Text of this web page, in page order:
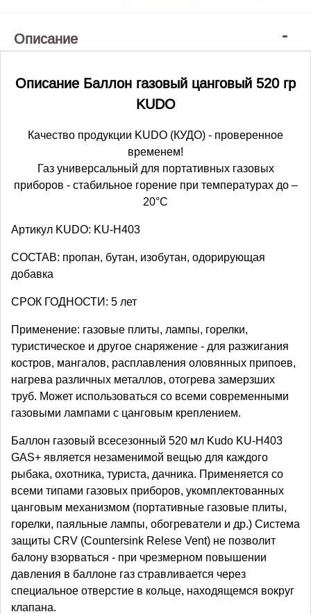
Описание
Описание Баллон газовый цанговый 520 гр
KUDO
Качество продукции KUDO (КУДО) - проверенное
временем!
Газ универсальный для портативных газовых
приборов - стабильное горение при температурах до –
20°C
Артикул KUDO: KU-H403
СОСТАВ: пропан, бутан, изобутан, одорирующая
добавка
СРОК ГОДНОСТИ: 5 лет
Применение: газовые плиты, лампы, горелки,
туристическое и другое снаряжение - для разжигания
костров, мангалов, расплавления оловянных припоев,
нагрева различных металлов, отогрева замерзших
труб. Может использоваться со всеми современными
газовыми лампами с цанговым креплением.
Баллон газовый всесезонный 520 мл Kudo KU-H403
GAS+ является незаменимой вещью для каждого
рыбака, охотника, туриста, дачника. Применяется со
всеми типами газовых приборов, укомплектованных
цанговым механизмом (портативные газовые плиты,
горелки, паяльные лампы, обогреватели и др.) Система
защиты CRV (Countersink Relese Vent) не позволит
балону взорваться - при чрезмерном повышении
давления в баллоне газ стравливается через
специальное отверстие в кольце, находящемся вокруг
клапана.